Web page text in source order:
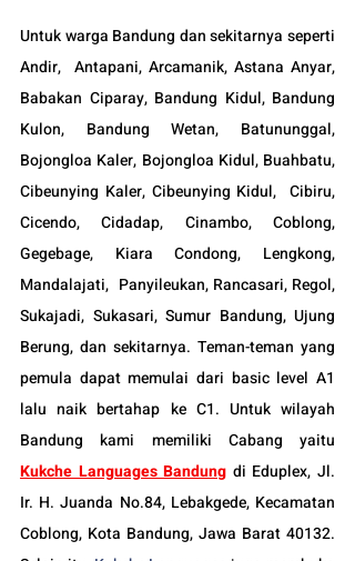
Andir,  Antapani, Arcamanik, Astana Anyar,
Babakan Ciparay, Bandung Kidul, Bandung
Kulon, Bandung Wetan, Batununggal,
Bojongloa Kaler, Bojongloa Kidul, Buahbatu,
Cibeunying Kaler, Cibeunying Kidul,  Cibiru,
Cicendo, Cidadap, Cinambo, Coblong,
Gegebage, Kiara Condong, Lengkong,
Mandalajati,  Panyileukan, Rancasari, Regol,
Sukajadi, Sukasari, Sumur Bandung, Ujung
Berung, dan sekitarnya. Teman-teman yang
pemula dapat memulai dari basic level A1
lalu naik bertahap ke C1. Untuk wilayah
Kukche Languages Bandung di Eduplex, Jl.
Ir. H. Juanda No.84, Lebakgede, Kecamatan
Coblong, Kota Bandung, Jawa Barat 40132.